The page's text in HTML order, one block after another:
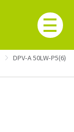
DPV-A 50LW-P5(6)